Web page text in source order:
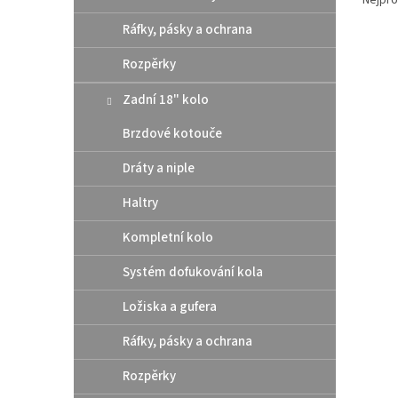
Ráfky, pásky a ochrana
Rozpěrky
Zadní 18" kolo
Brzdové kotouče
Dráty a niple
Haltry
Kompletní kolo
Systém dofukování kola
Ložiska a gufera
Ráfky, pásky a ochrana
Rozpěrky